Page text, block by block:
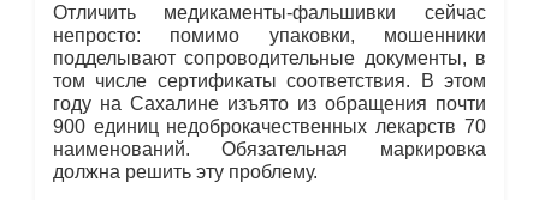
Отличить медикаменты-фальшивки сейчас
непросто: помимо упаковки, мошенники
подделывают сопроводительные документы, в
том числе сертификаты соответствия. В этом
году на Сахалине изъято из обращения почти
900 единиц недоброкачественных лекарств 70
наименований. Обязательная маркировка
должна решить эту проблему.